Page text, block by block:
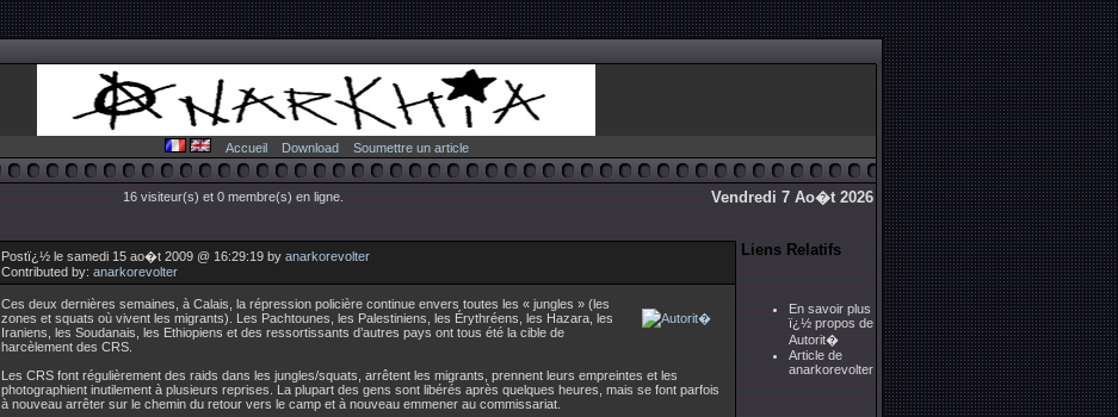
Accueil Download Soumettre un article
16 visiteur(s) et 0 membre(s) en ligne. Vendredi 7 Ao�t 2026
Postï¿½ le samedi 15 ao�t 2009 @ 16:29:19 by anarkorevolter
Contributed by: anarkorevolter
Ces deux dernières semaines, à Calais, la répression policière continue envers toutes les « jungles » (les
zones et squats où vivent les migrants). Les Pachtounes, les Palestiniens, les Érythréens, les Hazara, les
Iraniens, les Soudanais, les Ethiopiens et des ressortissants d’autres pays ont tous été la cible de
harcèlement des CRS.
Les CRS font régulièrement des raids dans les jungles/squats, arrêtent les migrants, prennent leurs empreintes et les
photographient inutilement à plusieurs reprises. La plupart des gens sont libérés après quelques heures, mais se font parfois
à nouveau arrêter sur le chemin du retour vers le camp et à nouveau emmener au commissariat.
Liens Relatifs
En savoir plus
ï¿½ propos de
Autorit�
Article de
anarkorevolter